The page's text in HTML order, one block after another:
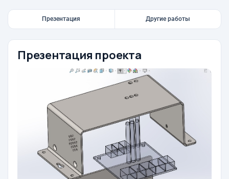
Презентация Другие работы
Презентация проекта